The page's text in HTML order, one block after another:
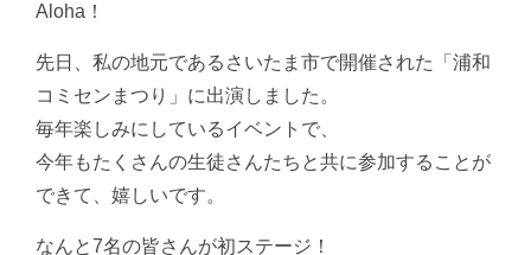
Aloha！
先日、私の地元であるさいたま市で開催された「浦和
コミセンまつり」に出演しました。
毎年楽しみにしているイベントで、
今年もたくさんの生徒さんたちと共に参加することが
できて、嬉しいです。
なんと7名の皆さんが初ステージ！